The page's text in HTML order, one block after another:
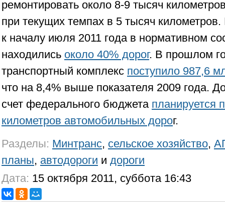
ремонтировать около 8-9 тысяч
при текущих темпах в 5 тысяч
к началу июля 2011 года в нормативном
находились около 40% дорог. В прошлом
транспортный комплекс поступило 987,6
что на 8,4% выше показателя 2009 года.
счет федерального бюджета планируется
километров автомобильных дорог.
Разделы: Минтранс, сельское хозяйство,
планы, автодороги и дороги
Дата: 15 октября 2011, суббота 16:43